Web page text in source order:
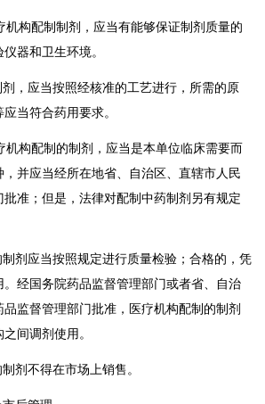
机构配制制剂，应当有能够保证制剂质量的
器和卫生环境。
剂，应当按照经核准的工艺进行，所需的原
当符合药用要求。
机构配制的制剂，应当是本单位临床需要而
并应当经所在地省、自治区、直辖市人民
准；但是，法律对配制中药制剂另有规定
制剂应当按照规定进行质量检验；合格的，凭
。经国务院药品监督管理部门或者省、自治
品监督管理部门批准，医疗机构配制的制剂
间调剂使用。
剂不得在市场上销售。